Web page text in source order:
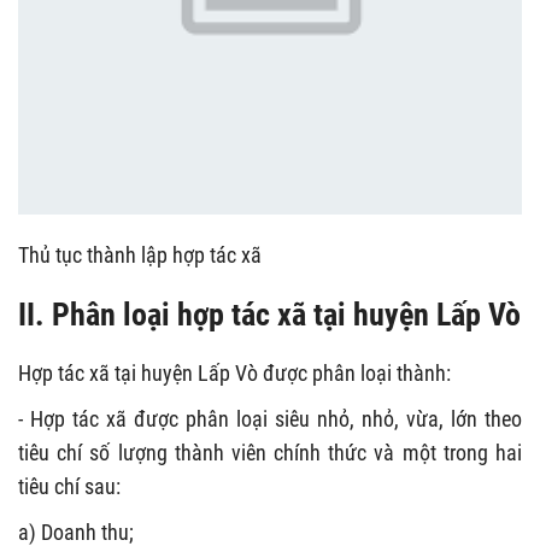
Thủ tục thành lập hợp tác xã
II. Phân loại hợp tác xã tại huyện Lấp Vò
Hợp tác xã tại huyện Lấp Vò được phân loại thành:
- Hợp tác xã được phân loại siêu nhỏ, nhỏ, vừa, lớn theo
tiêu chí số lượng thành viên chính thức và một trong hai
tiêu chí sau:
a) Doanh thu;